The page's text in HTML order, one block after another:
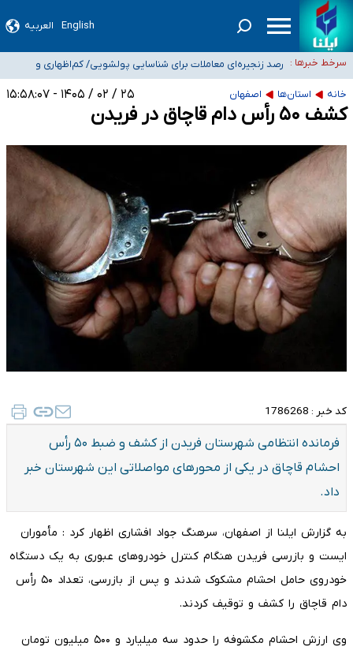
English العربیه
سرخط خبرها :
شیب آسیب‌های اجتماعی در کشور افزایشی است
رصد زنجیره‌ای معاملات برای شناسایی پولشویی/ کم‌اظهاری و
بیش‌اظهاری زیر ذره‌بین مالیاتی
«حسین آقایاری» تراستی ابربدهکار کیست؟/ غارت پول نفت کشور با پاسپورت
ایرانی- افغانستانی
آسیب‌های جنگ، صدور گواهینامه موتورسواری زنان را به تأخیر انداخت
درخواست جلسه نمایندگان با رئیس‌جمهور برای تصمیم‌گیری درباره حذف شرکت‌های
خانه استان‌ها اصفهان ۲۵ / ۰۲ / ۱۴۰۵ - ۱۵:۵۸:۰۷
کشف ۵۰ رأس دام قاچاق در فریدن
کد خبر : 1786268
فرمانده انتظامی شهرستان فریدن از کشف و ضبط ۵۰ رأس
احشام قاچاق در یکی از محورهای مواصلاتی این شهرستان خبر
داد.
به گزارش ایلنا از اصفهان، سرهنگ جواد افشاری اظهار کرد : مأموران
ایست‌ و بازرسی فریدن هنگام کنترل خودروهای عبوری به یک دستگاه
خودروی حامل احشام مشکوک شدند و پس از بازرسی، تعداد ۵۰ رأس
دام قاچاق را کشف و توقیف کردند.
وی ارزش احشام مکشوفه را حدود سه میلیارد و ۵۰۰ میلیون تومان